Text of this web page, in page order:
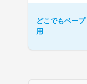
どこでもベー
用